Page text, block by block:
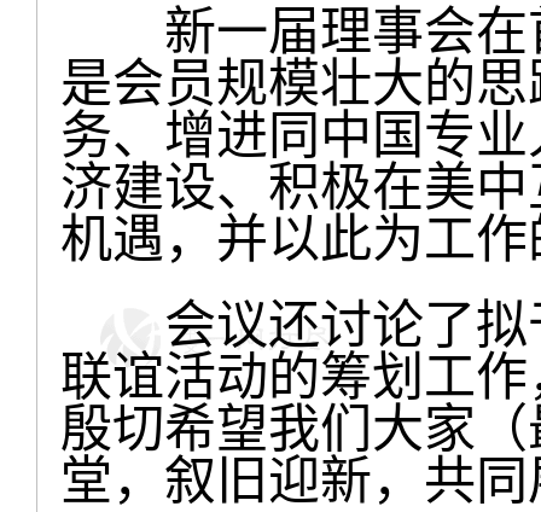
新一届理事会在
是会员规模壮大的
务、增进同中国专
济建设、积极在美
机遇，并以此为工
会议还讨论了拟
联谊活动的筹划工
殷切希望我们大家
堂，叙旧迎新，共